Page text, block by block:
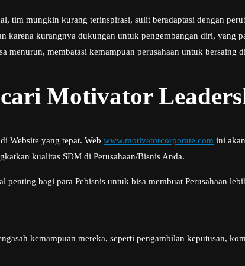
tim mungkin kurang terinspirasi, sulit beradaptasi dengan
kurangnya dukungan untuk pengembangan diri, yang
membatasi kemampuan perusahaan untuk bersaing
Motivator
Website yang tepat. Web www.motivatorcorporate.com ini
kualitas SDM di Perusahaan/Bisnis Anda.
penting bagi para Pebisnis untuk bisa membuat Perusahaan
kemampuan mereka, seperti pengambilan keputusan,